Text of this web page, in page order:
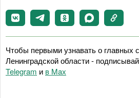
Чтобы первыми узнавать о главных
Ленинградской области -
Telegram и в Maх